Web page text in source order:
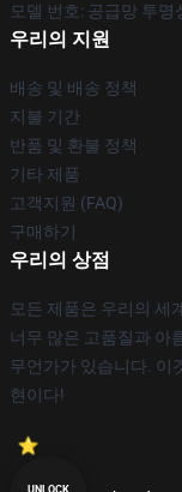
모델 번호: 공급망 투명
우리의 지원
배송 및 배송 정책
지불 기간
반품 및 환불 정책
기타 제품
고객지원 (FAQ)
구매하기
우리의 상점
모든 제품은 우리의 세
너무 많은 고품질과 아
무언가가 있습니다. 이
현이다!
UNLOCK